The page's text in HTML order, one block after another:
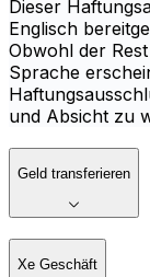
Dieser
Englisch
Obwohl der
Sprache
und Absicht zu
Geld transferieren
Xe Geschäft